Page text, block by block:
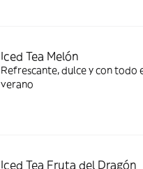
Iced Tea Melón
Refrescante, dulce y con todo
verano
Iced Tea Fruta del Dragón